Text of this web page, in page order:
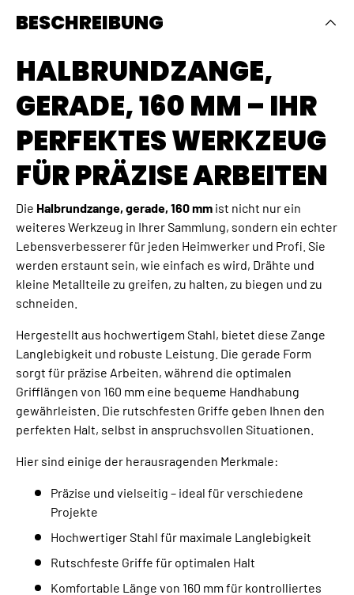
BESCHREIBUNG
HALBRUNDZANGE,
GERADE, 160 MM – IHR
PERFEKTES WERKZEUG
FÜR PRÄZISE ARBEITEN
Die Halbrundzange, gerade, 160 mm ist nicht nur ein
weiteres Werkzeug in Ihrer Sammlung, sondern ein echter
Lebensverbesserer für jeden Heimwerker und Profi. Sie
werden erstaunt sein, wie einfach es wird, Drähte und
kleine Metallteile zu greifen, zu halten, zu biegen und zu
schneiden.
Hergestellt aus hochwertigem Stahl, bietet diese Zange
Langlebigkeit und robuste Leistung. Die gerade Form
sorgt für präzise Arbeiten, während die optimalen
Grifflängen von 160 mm eine bequeme Handhabung
gewährleisten. Die rutschfesten Griffe geben Ihnen den
perfekten Halt, selbst in anspruchsvollen Situationen.
Hier sind einige der herausragenden Merkmale:
Präzise und vielseitig – ideal für verschiedene
Projekte
Hochwertiger Stahl für maximale Langlebigkeit
Rutschfeste Griffe für optimalen Halt
Komfortable Länge von 160 mm für kontrolliertes